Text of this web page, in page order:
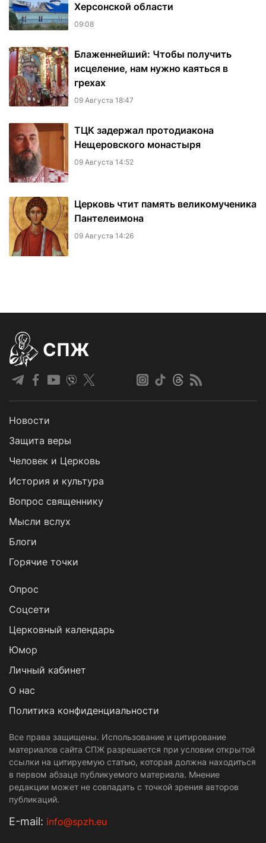
Херсонской области
09:08
Блаженнейший: Чтобы получить
исцеление, нам нужно каяться в
грехах
09 Августа 18:47
ТЦК задержал протодиакона
Нещеровского монастыря
09 Августа 14:52
Церковь чтит память великомученика
Пантелеимона
09 Августа 14:26
СПЖ
Новости
Защита веры
Человек и Церковь
История и культура
Вопрос священнику
Мысли вслух
Блоги
Горячие точки
Опрос
Cоцсети
Церковный календарь
Юмор
Личный кабинет
О нас
Политика конфиденциальности
Все права защищены. Использование и цитирование
материалов сайта СПЖ разрешается при условии открытой
ссылки на цитируемую статью, которая должна находиться
в первом абзаце публикуемого материала. Мнение
редакции может не совпадать с точкой зрения авторов
публикаций.
Е-mail: info@spzh.eu